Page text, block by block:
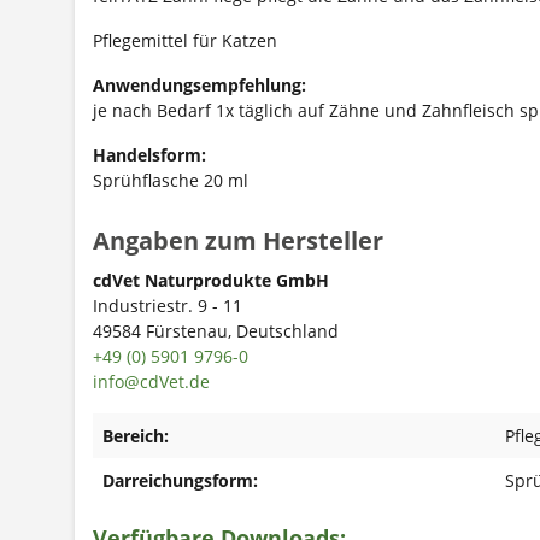
Pflegemittel für Katzen
Anwendungsempfehlung:
je nach Bedarf 1x täglich auf Zähne und Zahnfleisch
Handelsform:
Sprühflasche 20 ml
Angaben zum Hersteller
cdVet Naturprodukte GmbH
Industriestr. 9 - 11
49584 Fürstenau, Deutschland
+49 (0) 5901 9796-0
info@cdVet.de
Bereich:
Darreichungsform: